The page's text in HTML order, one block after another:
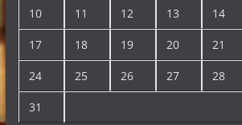
10 11 12 13 14
17 18 19 20 21
24 25 26 27 28
31